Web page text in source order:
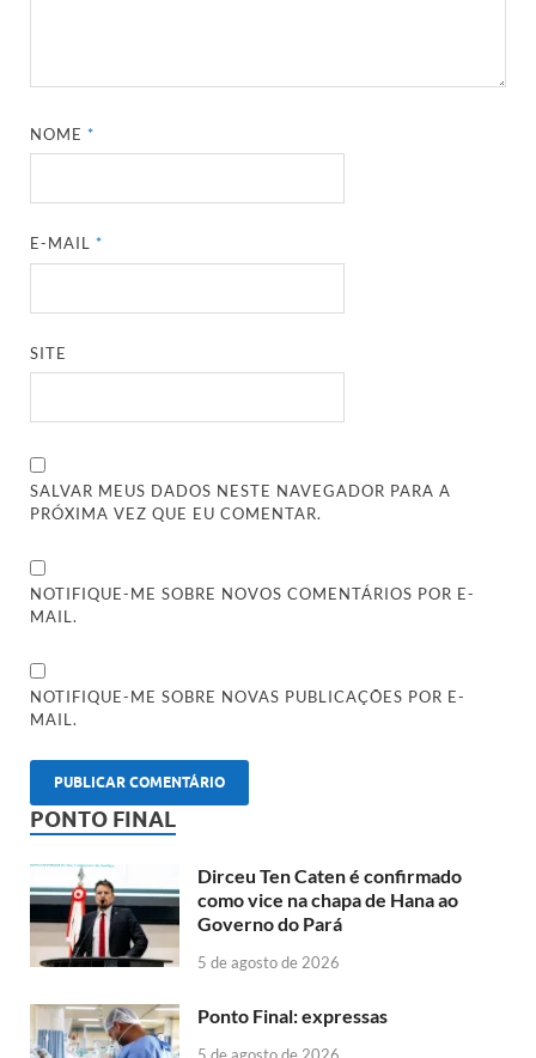
NOME*
E-MAIL*
SITE
SALVAR MEUS DADOS NESTE NAVEGADOR PARA A
PRÓXIMA VEZ QUE EU COMENTAR.
NOTIFIQUE-ME SOBRE NOVOS COMENTÁRIOS POR E-
MAIL.
NOTIFIQUE-ME SOBRE NOVAS PUBLICAÇÕES POR E-
MAIL.
PONTO FINAL
Dirceu Ten Caten é confirmado
como vice na chapa de Hana ao
Governo do Pará
5 de agosto de 2026
Ponto Final: expressas
5 de agosto de 2026